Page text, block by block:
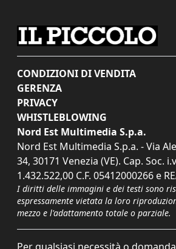
CONDIZIONI DI VENDITA
GERENZA
PRIVACY
WHISTLEBLOWING
Nord Est Multimedia S.p.a.
Nord Est Multimedia S.p.a. - Via
34, 30171 Venezia (VE). Cap. Soc.
1.432.522,00 C.F. 05412000266 e
I diritti delle immagini e dei testi sono
espressamente vietata la loro
mezzo e l'adattamento totale o parziale.